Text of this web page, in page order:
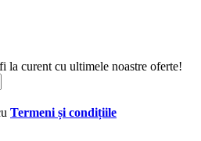
la curent cu ultimele noastre oferte!
Termeni și condițiile